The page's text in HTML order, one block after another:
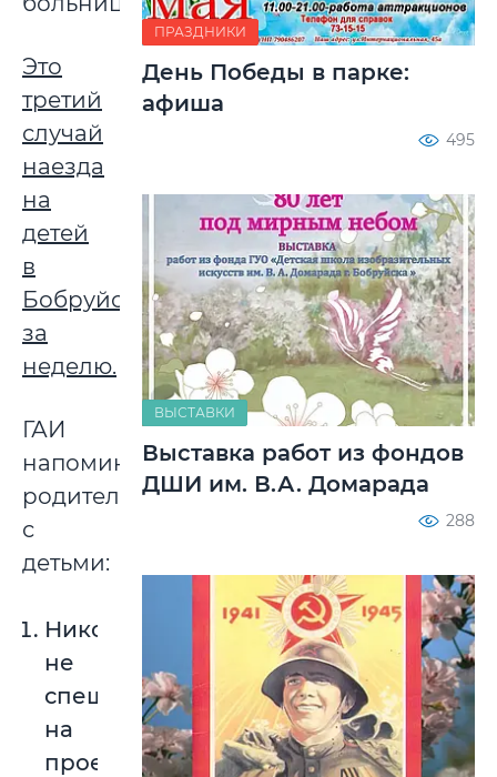
Это
третий
случай
наезда
на
детей
в
Бобруйске
за
неделю.
ГАИ
напоминает
родителям
с
детьми:
Никогда
не
спешите
на
проезжей
ПРАЗДНИКИ
День Победы в парке:
афиша
495
ВЫСТАВКИ
Выставка работ из фондов
ДШИ им. В.А. Домарада
288